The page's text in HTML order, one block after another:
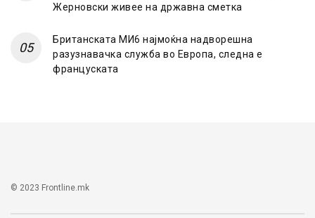
Жерновски живее на државна сметка
Британската МИ6 најмоќна надворешна
разузнавачка служба во Европа, следна е
француската
© 2023 Frontline.mk